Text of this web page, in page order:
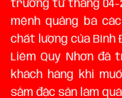
trương từ tháng 04-
mệnh quảng bá
chất lượng của Bình
Liêm Quy Nhơn đã
khách hàng khi
sắm đặc sản làm